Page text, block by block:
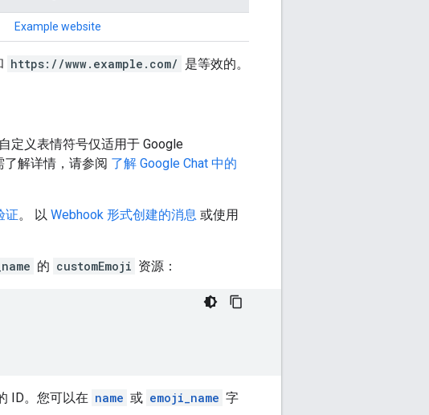
Example website
https://www.example.com/ 是等效的。
定义表情符号仅适用于 Google
解详情，请参阅 了解 Google Chat 中的
证。 以 Webhook 形式创建的消息 或使用
的 customEmoji 资源：
ID。您可以在 name 或 emoji_name 字